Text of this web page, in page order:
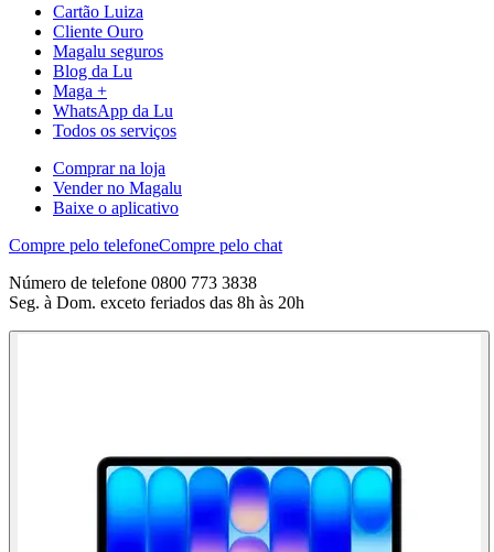
Cartão Luiza
Cliente Ouro
Magalu seguros
Blog da Lu
Maga +
WhatsApp da Lu
Todos os serviços
Comprar na loja
Vender no Magalu
Baixe o aplicativo
Compre pelo telefoneCompre pelo chat
Número de telefone 0800 773 3838
Seg. à Dom. exceto feriados das 8h às 20h